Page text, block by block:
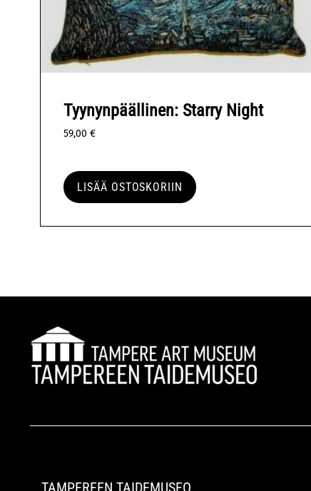
Tyynynpäällinen: Starry Night
59,00 €
LISÄÄ OSTOSKORIIN
TAMPEREEN TAIDEMUSEO